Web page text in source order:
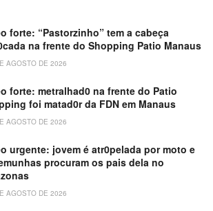
forte: “Pastorzinho” tem a cabeça
na frente do Shopping Patio Manaus
AGOSTO DE 2026
forte: metralhad0 na frente do Patio
foi matad0r da FDN em Manaus
AGOSTO DE 2026
urgente: jovem é atr0pelada por moto e
procuram os pais dela no
AGOSTO DE 2026